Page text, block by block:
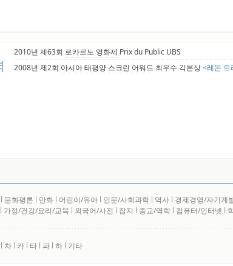
2010년 제63회 로카르노 영화제 Prix du Public UBS
2008년 제2회 아시아 태평양 스크린 어워드 최우수 각본상<레몬 트
l 문화평론 l 만화 l 어린이/유아 l 인문/사회과학 l 역사 l 경제경영/자기계
l 가정/건강/요리/교육 l 외국어/사전 l 잡지 l 종교/역학 l 컴퓨터/인터넷 l
l 차 l 카 l 타 l 파 l 하 l 기타